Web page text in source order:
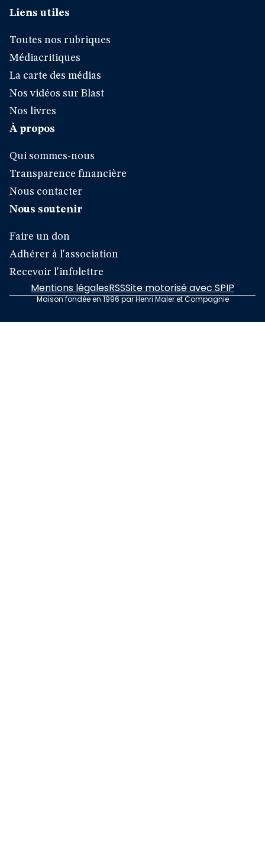
Liens utiles
Toutes nos rubriques
Médiacritiques
La carte des médias
Nos vidéos sur Blast
Nos livres
À propos
Qui sommes-nous
Transparence financière
Nous contacter
Nous soutenir
Faire un don
Adhérer à l'association
Recevoir l'infolettre
Mentions légalesRSSSite motorisé avec SPIP
Maison fondée en 1996 par Henri Maler et Compagnie